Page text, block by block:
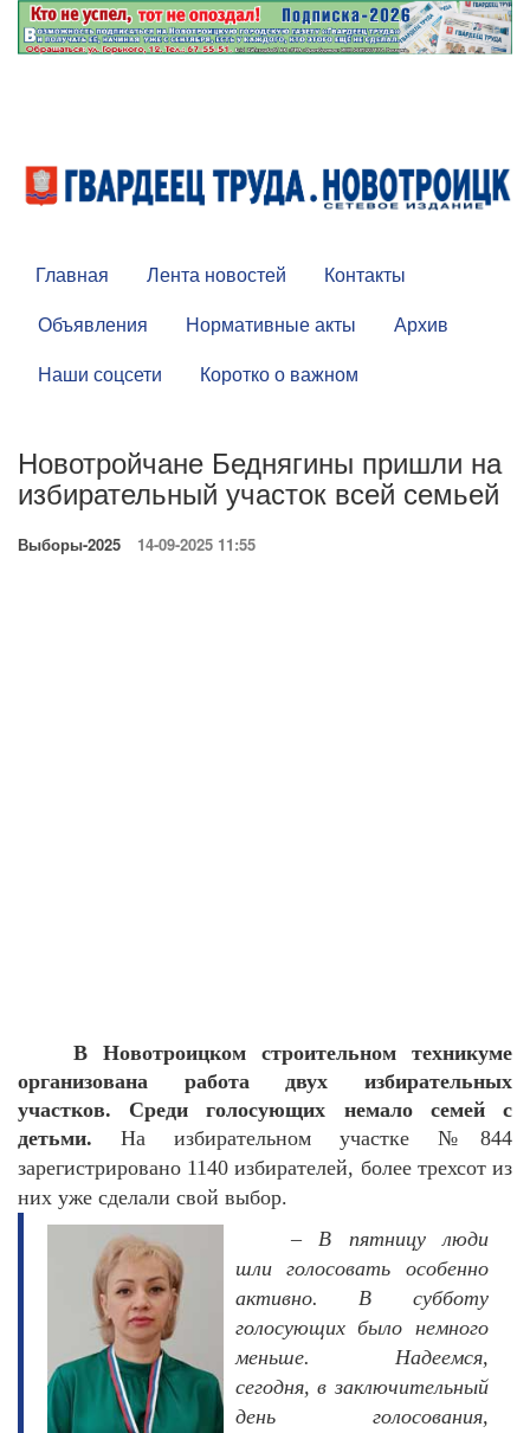
Главная Лента новостей
Контакты
Объявления
Нормативные акты
Архив
Наши соцсети
Коротко о важном
Новотройчане Беднягины пришли на
избирательный участок всей семьей
Выборы-2025 14-09-2025 11:55
В Новотроицком строительном техникуме
организована работа двух избирательных
участков. Среди голосующих немало семей с
детьми. На избирательном участке №844
зарегистрировано 1140 избирателей, более трехсот из
них уже сделали свой выбор.
– В пятницу люди
шли голосовать особенно
активно. В субботу
голосующих было немного
меньше. Надеемся,
сегодня, в заключительный
день голосования,